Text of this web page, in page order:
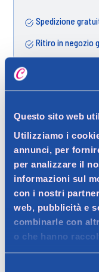
Questo sito web
Utilizziamo i
annunci, per
per analizzare il
informazioni sul
con i nostri
web, pubblicità e
combinarle con
o che hanno
Spedizione
Ritiro in negozio
Descrizione
Latte doccia con
ideale per una pulizia
profumata.
Contatto del
Dettagli
Il Pupa Happybox